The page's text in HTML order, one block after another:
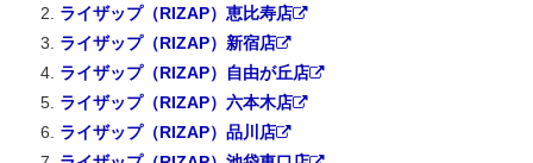
ライザップ（RIZAP）恵比寿店
ライザップ（RIZAP）新宿店
ライザップ（RIZAP）自由が丘店
ライザップ（RIZAP）六本木店
ライザップ（RIZAP）品川店